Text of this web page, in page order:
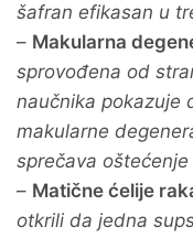
šafran efikasan u
– Makularna
sprovođena od
naučnika pokazuje
makularne
sprečava oštećenje
– Matične ćelije
otkrili da jedna